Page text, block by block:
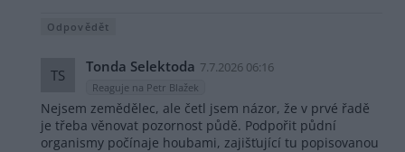
Odpovědět
TS Tonda Selektoda 7.7.2026 06:16
Reaguje na Petr Blažek
Nejsem zemědělec, ale četl jsem názor, že v prvé řadě
je třeba věnovat pozornost půdě. Podpořit půdní
organismy počínaje houbami, zajišťující tu popisovanou